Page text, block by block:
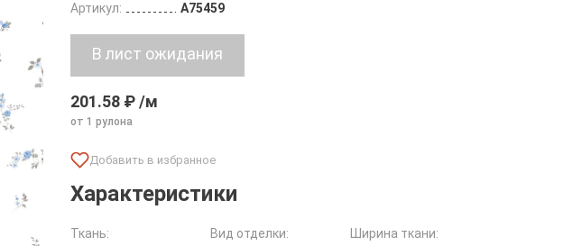
Артикул: A75459
201.58 ₽ /м
от 1 рулона
Характеристики
Ткань:
Вид отделки:
Ширина ткани: